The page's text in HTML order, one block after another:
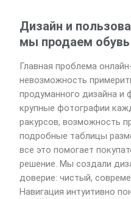
Дизайн и
мы продаем обувь
Главная проблема
невозможность
продуманного дизайна и
крупные фотографии
ракурсов, возможность
подробные таблицы
все это помогает
решение. Мы создали
доверие: чистый,
Навигация интуитивно